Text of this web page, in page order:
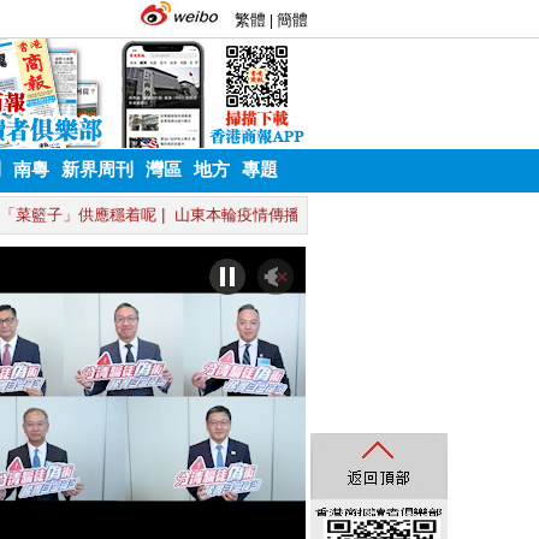
南粵 新界周刊 灣區 地方 專題